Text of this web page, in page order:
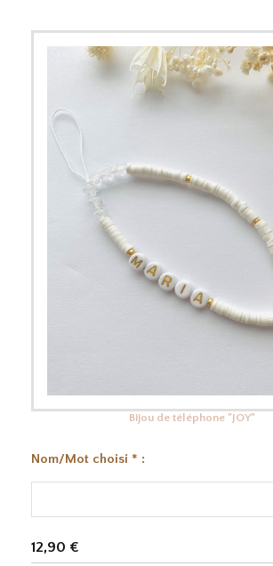
Bijou de téléphone "JOY"
Nom/Mot choisi * :
12,90 €